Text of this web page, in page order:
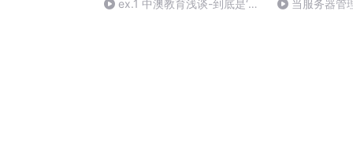
ex.1 中澳教育浅谈-到底是‘鸡
当服务器管